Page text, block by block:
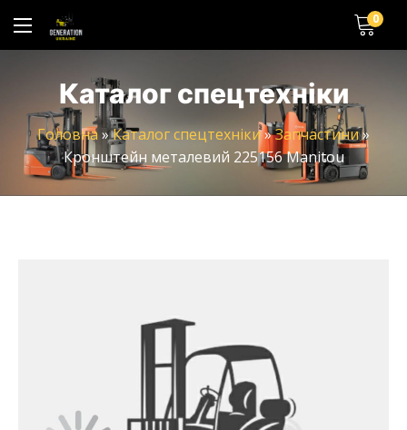
0
Каталог спецтехніки
Головна»Каталог спецтехніки»Запчастини»
Кронштейн металевий 225156 Manitou